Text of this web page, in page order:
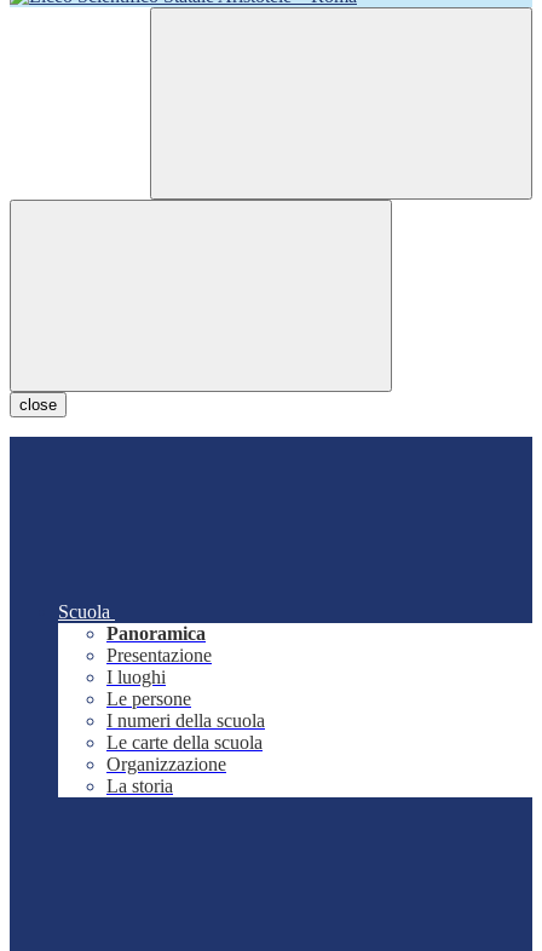
close
Scuola
Panoramica
Presentazione
I luoghi
Le persone
I numeri della scuola
Le carte della scuola
Organizzazione
La storia